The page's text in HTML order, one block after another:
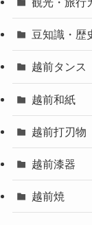
豆知識・歴
越前タンス
越前和紙
越前打刃物
越前漆器
越前焼